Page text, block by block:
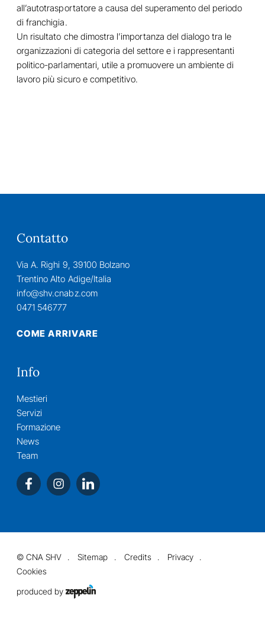
all’autotrasportatore a causa del superamento del periodo
di franchigia.
Un risultato che dimostra l’importanza del dialogo tra le
organizzazioni di categoria del settore e i rappresentanti
politico-parlamentari, utile a promuovere un ambiente di
lavoro più sicuro e competitivo.
Contatto
Via A. Righi 9, 39100 Bolzano
Trentino Alto Adige/Italia
info@shv.cnabz.com
0471 546777
COME ARRIVARE
Info
Mestieri
Servizi
Formazione
News
Team
©CNA SHV Sitemap Credits
Privacy
Cookies
produced by